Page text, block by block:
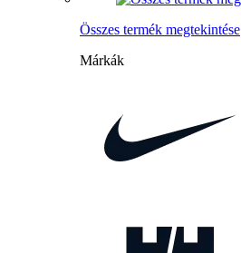
Összes termék megtekintése
Márkák